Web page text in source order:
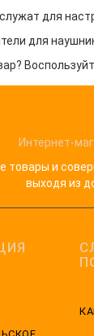
для
для
Интернет-
товары и
выходя из